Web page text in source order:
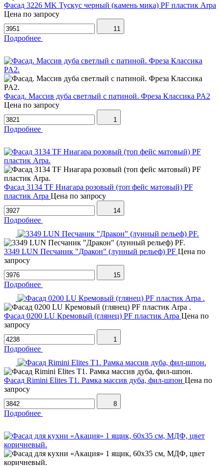
Фасад 3226 MK Тускус черный (камень мика) PF пластик Arpa
Цена по запросу
11
Подробнее
Фасад. Массив дуба светлый с патиной. Фреза Классика PA2
Цена по запросу
1
Подробнее
Фасад 3134 TF Ниагара розовый (топ фейс матовый) PF
пластик Arpa Цена по запросу
14
Подробнее
3349 LUN Песчаник "Дракон" (лунный рельеф) PF Цена по
запросу
15
Подробнее
Фасад 0200 LU Кремовый (глянец) PF пластик Arpa Цена по
запросу
1
Подробнее
Фасад Rimini Elites T1. Рамка массив дуба, фил-шпон Цена по
запросу
8
Подробнее